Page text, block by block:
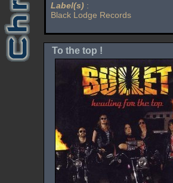
Label(s) :
Black Lodge Records
To the top !